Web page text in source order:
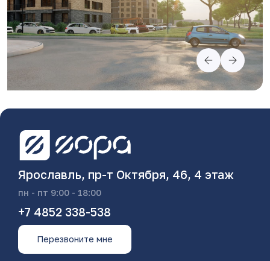
Ярославль, пр-т Октября, 46, 4 этаж
пн - пт 9:00 - 18:00
+7 4852 338-538
Перезвоните мне